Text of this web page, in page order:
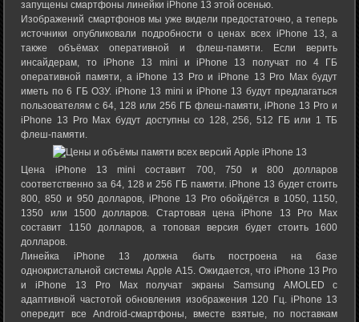
запущены смартфоны линейки iPhone 13 этой осенью.
Изображений смартфонов мы уже видели предостаточно, а теперь
источники опубликовали подробности о ценах всех iPhone 13, а
также объёмах оперативной и флеш-памяти. Если верить
инсайдерам, то iPhone 13 mini и iPhone 13 получат по 4 ГБ
оперативной памяти, а iPhone 13 Pro и iPhone 13 Pro Max будут
иметь по 6 ГБ ОЗУ. iPhone 13 mini и iPhone 13 будут предлагаться
пользователям с 64, 128 или 256 ГБ флеш-памяти, iPhone 13 Pro и
iPhone 13 Pro Max будут доступны со 128, 256, 512 ГБ или 1 ТБ
флеш-памяти.
Цена iPhone 13 mini составит 700, 750 и 800 долларов
соответственно за 64, 128 и 256 ГБ памяти. iPhone 13 будет стоить
800, 850 и 950 долларов, iPhone 13 Pro обойдётся в 1050, 1150,
1350 или 1500 долларов. Стартовая цена iPhone 13 Pro Max
составит 1150 долларов, а топовая версия будет стоить 1600
долларов.
Линейка iPhone 13 должна быть построена на базе
однокристальной системы Apple A15. Ожидается, что iPhone 13 Pro
и iPhone 13 Pro Max получат экраны Samsung AMOLED с
адаптивной частотой обновления изображения 120 Гц. iPhone 13
опередит все Android-смартфоны, вместе взятые, по поставкам